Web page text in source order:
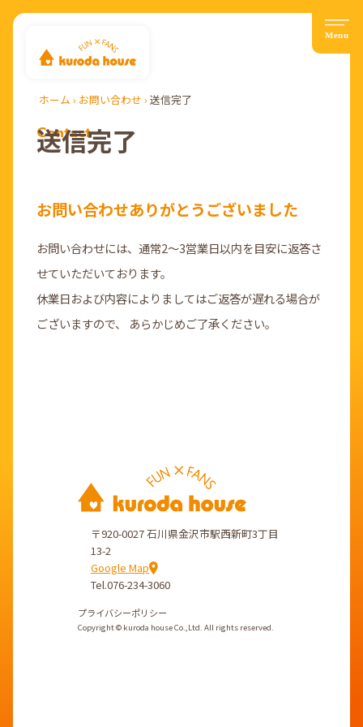
ホーム › お問い合わせ › 送信完了
Contact
送信完了
お問い合わせありがとうございました
お問い合わせには、通常2〜3営業日以内を目安に返答さ
せていただいております。
休業日および内容によりましてはご返答が遅れる場合が
ございますので、 あらかじめご了承ください。
〒920-0027 石川県金沢市駅西新町3丁目
13-2
Google Map
Tel.076-234-3060
プライバシーポリシー
Copyright © kuroda house Co.,Ltd. All rights reserved.